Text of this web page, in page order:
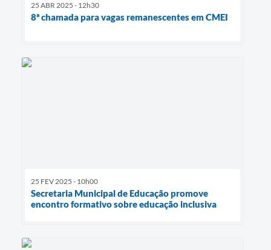
25 ABR 2025 - 12h30
8ª chamada para vagas remanescentes em CMEI
25 FEV 2025 - 10h00
Secretaria Municipal de Educação promove
encontro formativo sobre educação inclusiva